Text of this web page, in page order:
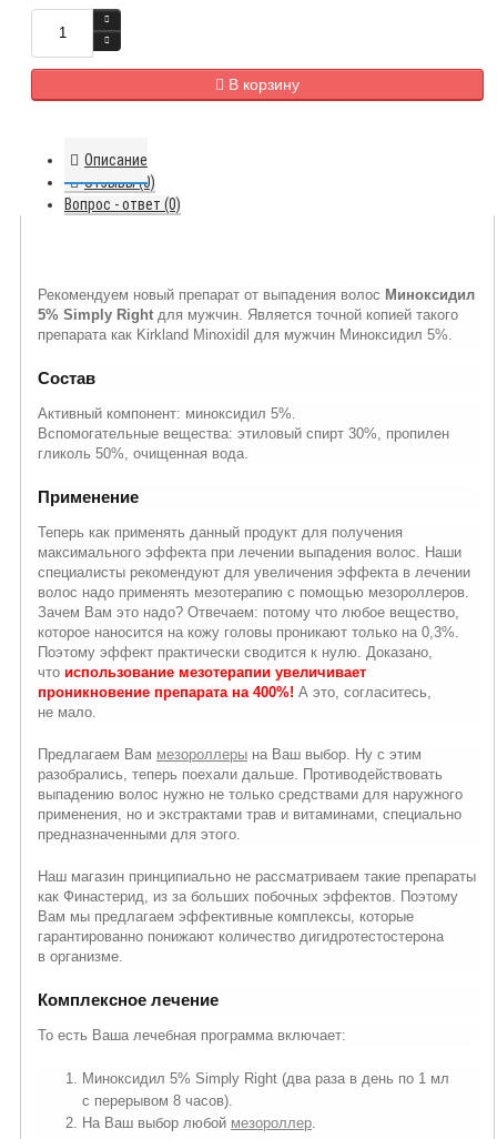
В корзину
Описание
Отзывы (0)
Вопрос - ответ (0)
Рекомендуем новый препарат от выпадения волос Миноксидил
5% Simply Right для мужчин. Является точной копией такого
препарата как Kirkland Minoxidil для мужчин Миноксидил 5%.
Состав
Активный компонент: миноксидил 5%.
Вспомогательные вещества: этиловый спирт 30%, пропилен
гликоль 50%, очищенная вода.
Применение
Теперь как применять данный продукт для получения
максимального эффекта при лечении выпадения волос. Наши
специалисты рекомендуют для увеличения эффекта в лечении
волос надо применять мезотерапию с помощью мезороллеров.
Зачем Вам это надо? Отвечаем: потому что любое вещество,
которое наносится на кожу головы проникают только на 0,3%.
Поэтому эффект практически сводится к нулю. Доказано,
что использование мезотерапии увеличивает
проникновение препарата на 400%! А это, согласитесь,
не мало.
Предлагаем Вам мезороллеры на Ваш выбор. Ну с этим
разобрались, теперь поехали дальше. Противодействовать
выпадению волос нужно не только средствами для наружного
применения, но и экстрактами трав и витаминами, специально
предназначенными для этого.
Наш магазин принципиально не рассматриваем такие препараты
как Финастерид, из за больших побочных эффектов. Поэтому
Вам мы предлагаем эффективные комплексы, которые
гарантированно понижают количество дигидротестостерона
в организме.
Комплексное лечение
То есть Ваша лечебная программа включает:
Миноксидил 5% Simply Right (два раза в день по 1 мл
с перерывом 8 часов).
На Ваш выбор любой мезороллер